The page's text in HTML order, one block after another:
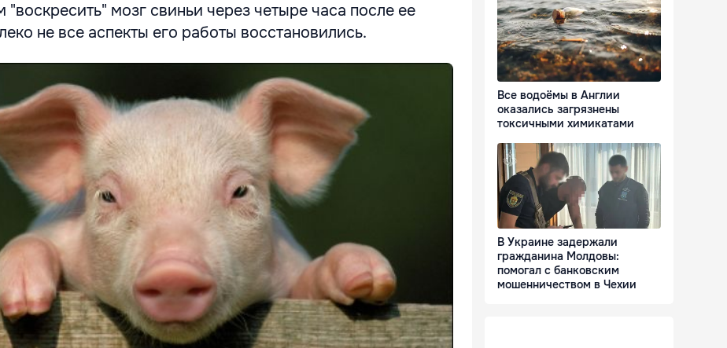
мозг свиньи через четыре часа после ее
не все аспекты его работы восстановились.
Все водоёмы в Англии
оказались загрязнены
токсичными химикатами
В Украине задержали
гражданина Молдовы:
помогал с банковским
мошенничеством в Чехии